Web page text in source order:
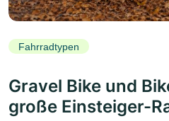
Fahrradtypen
Gravel Bike und
große Einsteiger-